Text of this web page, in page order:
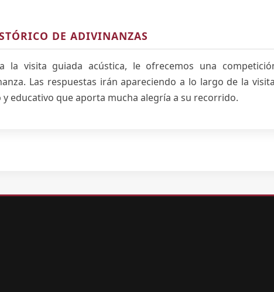
DE ADIVINANZAS
la visita guiada acústica, le ofrecemos una
Las respuestas irán apareciendo a lo largo de la
educativo que aporta mucha alegría a su recorrido.